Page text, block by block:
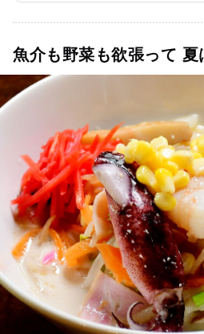
魚介も野菜も欲張って